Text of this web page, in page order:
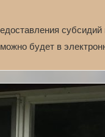
будет в